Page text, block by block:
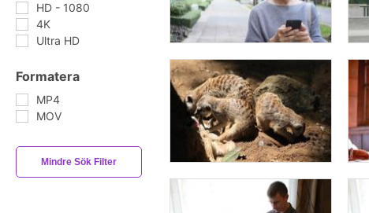
HD - 1080
4K
Ultra HD
Formatera
MP4
MOV
Mindre Sök Filter